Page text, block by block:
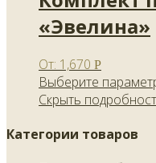
«Эвелина»
От: 1,670 Р
Выберите
Скрыть
Категории товаров